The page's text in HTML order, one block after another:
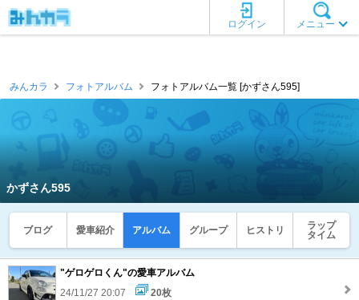
メニュー
ログイン
みんカラ フォトアルバム フォトアルバム一覧 [かずさん595]
かずさん595
ブログ 愛車紹介 アルバム グループ ヒストリ
ラップ
タイム
"ゲロゲロくん"の愛車アルバム
24/11/27 20:07
20枚